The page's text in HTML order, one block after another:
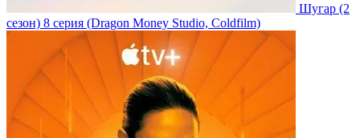
Шугар (2
сезон) 8 серия (Dragon Money Studio, Coldfilm)